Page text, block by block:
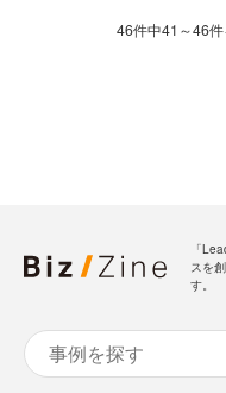
46件中41～46
「
スを
す。